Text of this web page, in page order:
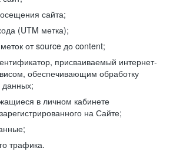
сайта;
(UTM метка);
от source до content;
присваиваемый интернет-
обеспечивающим обработку
данных;
в личном кабинете
на Сайте;
трафика.